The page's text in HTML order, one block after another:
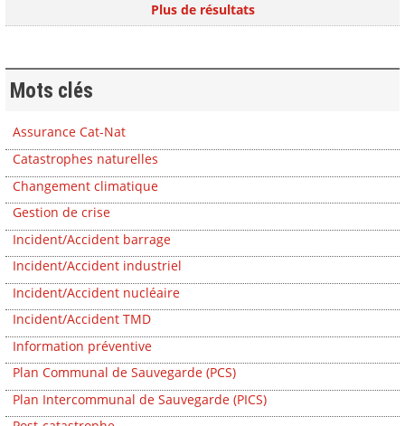
Plus de résultats
Mots clés
Assurance Cat-Nat
Catastrophes naturelles
Changement climatique
Gestion de crise
Incident/Accident barrage
Incident/Accident industriel
Incident/Accident nucléaire
Incident/Accident TMD
Information préventive
Plan Communal de Sauvegarde (PCS)
Plan Intercommunal de Sauvegarde (PICS)